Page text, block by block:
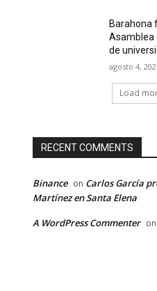
Barahona
Asamblea
de
agosto 4,
Load
RECENT COMMENTS
Binance on Carlos García
Martínez en Santa Elena
A WordPress Commenter on